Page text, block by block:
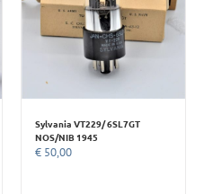
Sylvania VT229/ 6SL7GT
NOS/NIB 1945
€ 50,00